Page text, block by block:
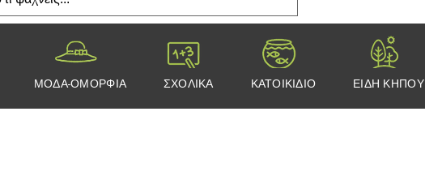
ΜΟΔΑ-ΟΜΟΡΦΙΑ ΣΧΟΛΙΚΑ ΚΑΤΟΙΚΙΔΙΟ ΕΙΔΗ ΚΗΠΟΥ